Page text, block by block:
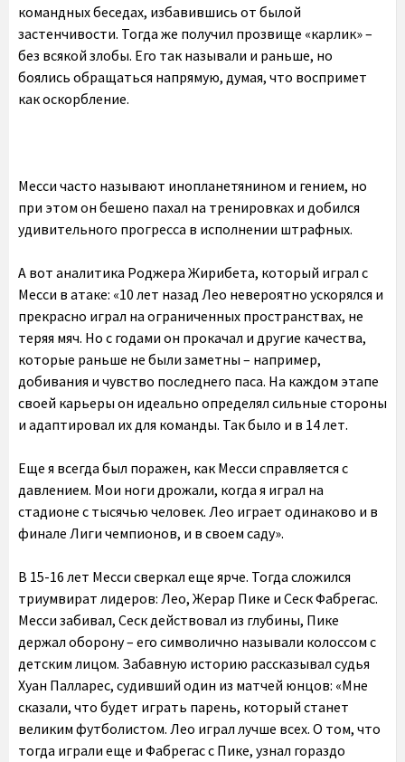
командных беседах, избавившись от былой
застенчивости. Тогда же получил прозвище «карлик» –
без всякой злобы. Его так называли и раньше, но
боялись обращаться напрямую, думая, что воспримет
как оскорбление.
Месси часто называют инопланетянином и гением, но
при этом он бешено пахал на тренировках и добился
удивительного прогресса в исполнении штрафных.
А вот аналитика Роджера Жирибета, который играл с
Месси в атаке: «10 лет назад Лео невероятно ускорялся и
прекрасно играл на ограниченных пространствах, не
теряя мяч. Но с годами он прокачал и другие качества,
которые раньше не были заметны – например,
добивания и чувство последнего паса. На каждом этапе
своей карьеры он идеально определял сильные стороны
и адаптировал их для команды. Так было и в 14 лет.
Еще я всегда был поражен, как Месси справляется с
давлением. Мои ноги дрожали, когда я играл на
стадионе с тысячью человек. Лео играет одинаково и в
финале Лиги чемпионов, и в своем саду».
В 15-16 лет Месси сверкал еще ярче. Тогда сложился
триумвират лидеров: Лео, Жерар Пике и Сеск Фабрегас.
Месси забивал, Сеск действовал из глубины, Пике
держал оборону – его символично называли колоссом с
детским лицом. Забавную историю рассказывал судья
Хуан Палларес, судивший один из матчей юнцов: «Мне
сказали, что будет играть парень, который станет
великим футболистом. Лео играл лучше всех. О том, что
тогда играли еще и Фабрегас с Пике, узнал гораздо